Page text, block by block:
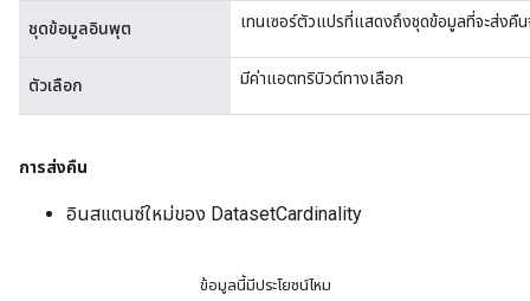
ชุดข้อมูลอินพุต เทนเซอร์ตัวแปรที่แสดงถึงชุดข้อมูลที่จะส่งคื
ตัวเลือก มีค่าแอตทริบิวต์ทางเลือก
การส่งคืน
อินสแตนซ์ใหม่ของ DatasetCardinality
ข้อมูลนี้มีประโยชน์ไหม